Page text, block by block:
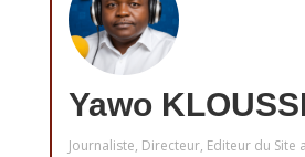
Yawo
Journaliste, Directeur, Editeur du Site